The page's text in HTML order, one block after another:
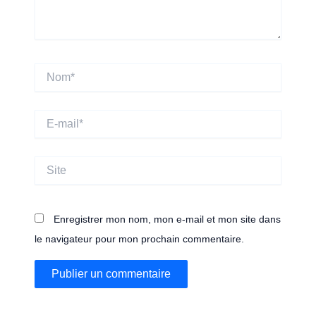
mail*
Enregistrer mon nom, mon e-mail et mon site dans
le navigateur pour mon prochain commentaire.